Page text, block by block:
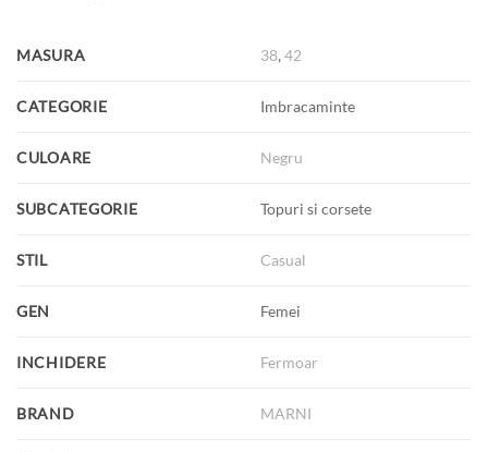
MASURA 38,42
CATEGORIE Imbracaminte
CULOARE Negru
SUBCATEGORIE Topuri si corsete
STIL Casual
GEN Femei
INCHIDERE Fermoar
BRAND MARNI